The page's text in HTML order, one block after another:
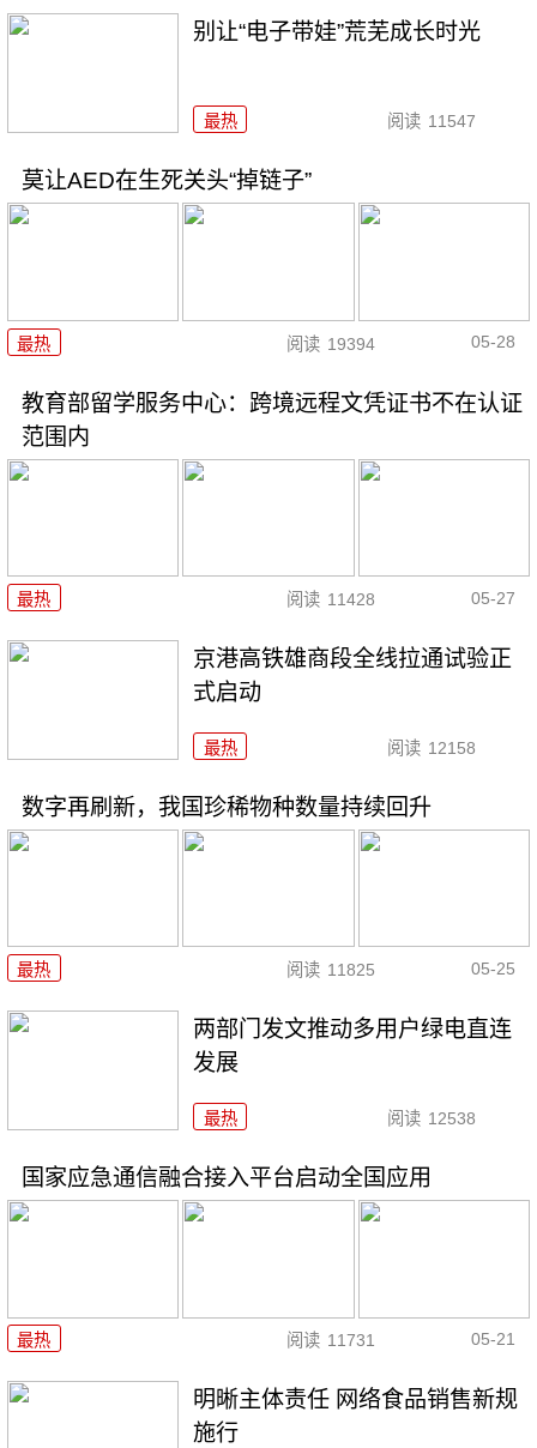
别让“电子带娃”荒芜成长时光
最热 阅读 11547
莫让AED在生死关头“掉链子”
最热 阅读 19394 05-28
教育部留学服务中心：跨境远程文凭证书不在认证
范围内
最热 阅读 11428 05-27
京港高铁雄商段全线拉通试验正
式启动
最热 阅读 12158
数字再刷新，我国珍稀物种数量持续回升
最热 阅读 11825 05-25
两部门发文推动多用户绿电直连
发展
最热 阅读 12538
国家应急通信融合接入平台启动全国应用
最热 阅读 11731 05-21
明晰主体责任 网络食品销售新规
施行